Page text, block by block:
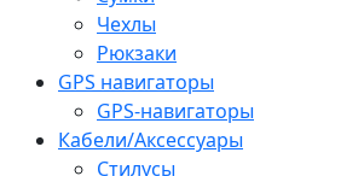
Чехлы
Рюкзаки
GPS навигаторы
GPS-навигаторы
Кабели/Аксессуары
Стилусы